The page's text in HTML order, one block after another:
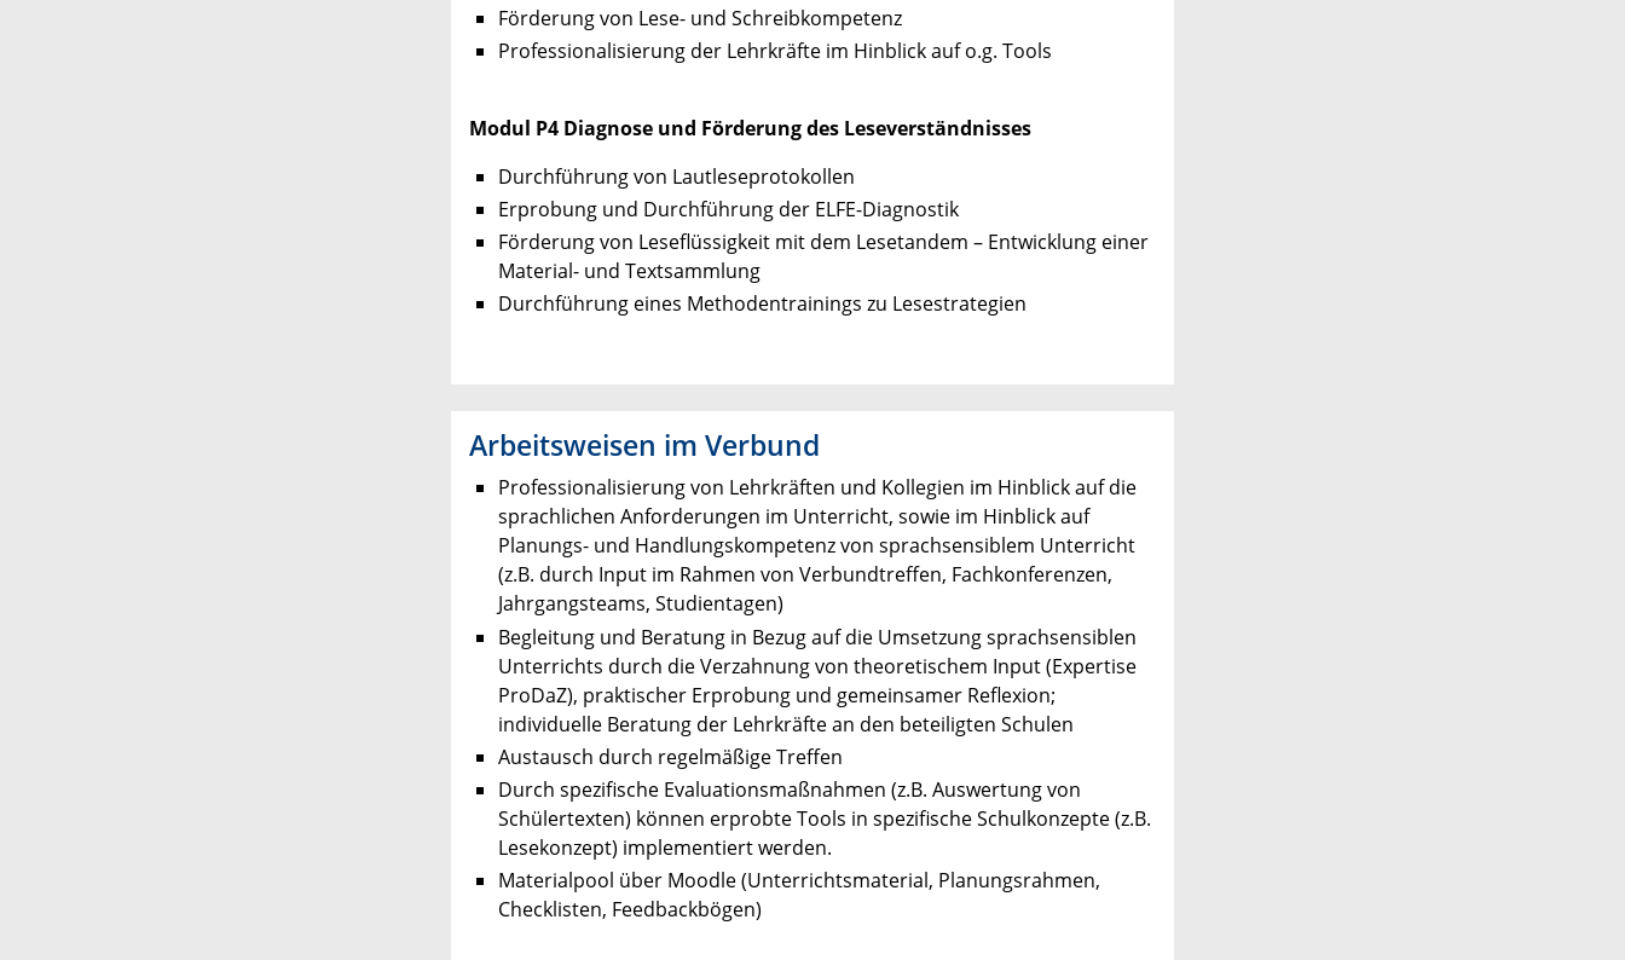
Förderung von Lese- und Schreibkompetenz
Professionalisierung der Lehrkräfte im Hinblick auf o.g. Tools
Modul P4 Diagnose und Förderung des Leseverständnisses
Durchführung von Lautleseprotokollen
Erprobung und Durchführung der ELFE-Diagnostik
Förderung von Leseflüssigkeit mit dem Lesetandem – Entwicklung einer
Material- und Textsammlung
Durchführung eines Methodentrainings zu Lesestrategien
Arbeitsweisen im Verbund
Professionalisierung von Lehrkräften und Kollegien im Hinblick auf die
sprachlichen Anforderungen im Unterricht, sowie im Hinblick auf
Planungs- und Handlungskompetenz von sprachsensiblem Unterricht
(z.B. durch Input im Rahmen von Verbundtreffen, Fachkonferenzen,
Jahrgangsteams, Studientagen)
Begleitung und Beratung in Bezug auf die Umsetzung sprachsensiblen
Unterrichts durch die Verzahnung von theoretischem Input (Expertise
ProDaZ), praktischer Erprobung und gemeinsamer Reflexion;
individuelle Beratung der Lehrkräfte an den beteiligten Schulen
Austausch durch regelmäßige Treffen
Durch spezifische Evaluationsmaßnahmen (z.B. Auswertung von
Schülertexten) können erprobte Tools in spezifische Schulkonzepte (z.B.
Lesekonzept) implementiert werden.
Materialpool über Moodle (Unterrichtsmaterial, Planungsrahmen,
Checklisten, Feedbackbögen)